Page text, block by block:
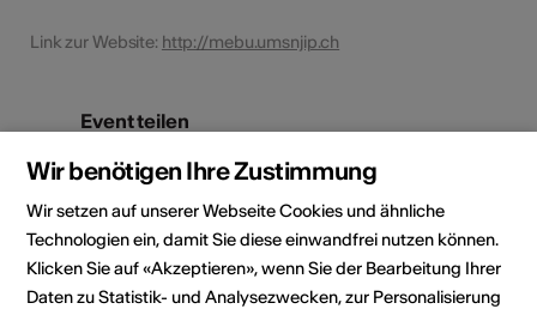
Link zur Website: http://mebu.umsnjip.ch
Event teilen
Veranstaltungsdaten
November 2025
Wir benötigen Ihre Zustimmung
Wir setzen auf unserer Webseite Cookies und ähnliche
Technologien ein, damit Sie diese einwandfrei nutzen können.
Klicken Sie auf «Akzeptieren», wenn Sie der Bearbeitung Ihrer
Daten zu Statistik- und Analysezwecken, zur Personalisierung